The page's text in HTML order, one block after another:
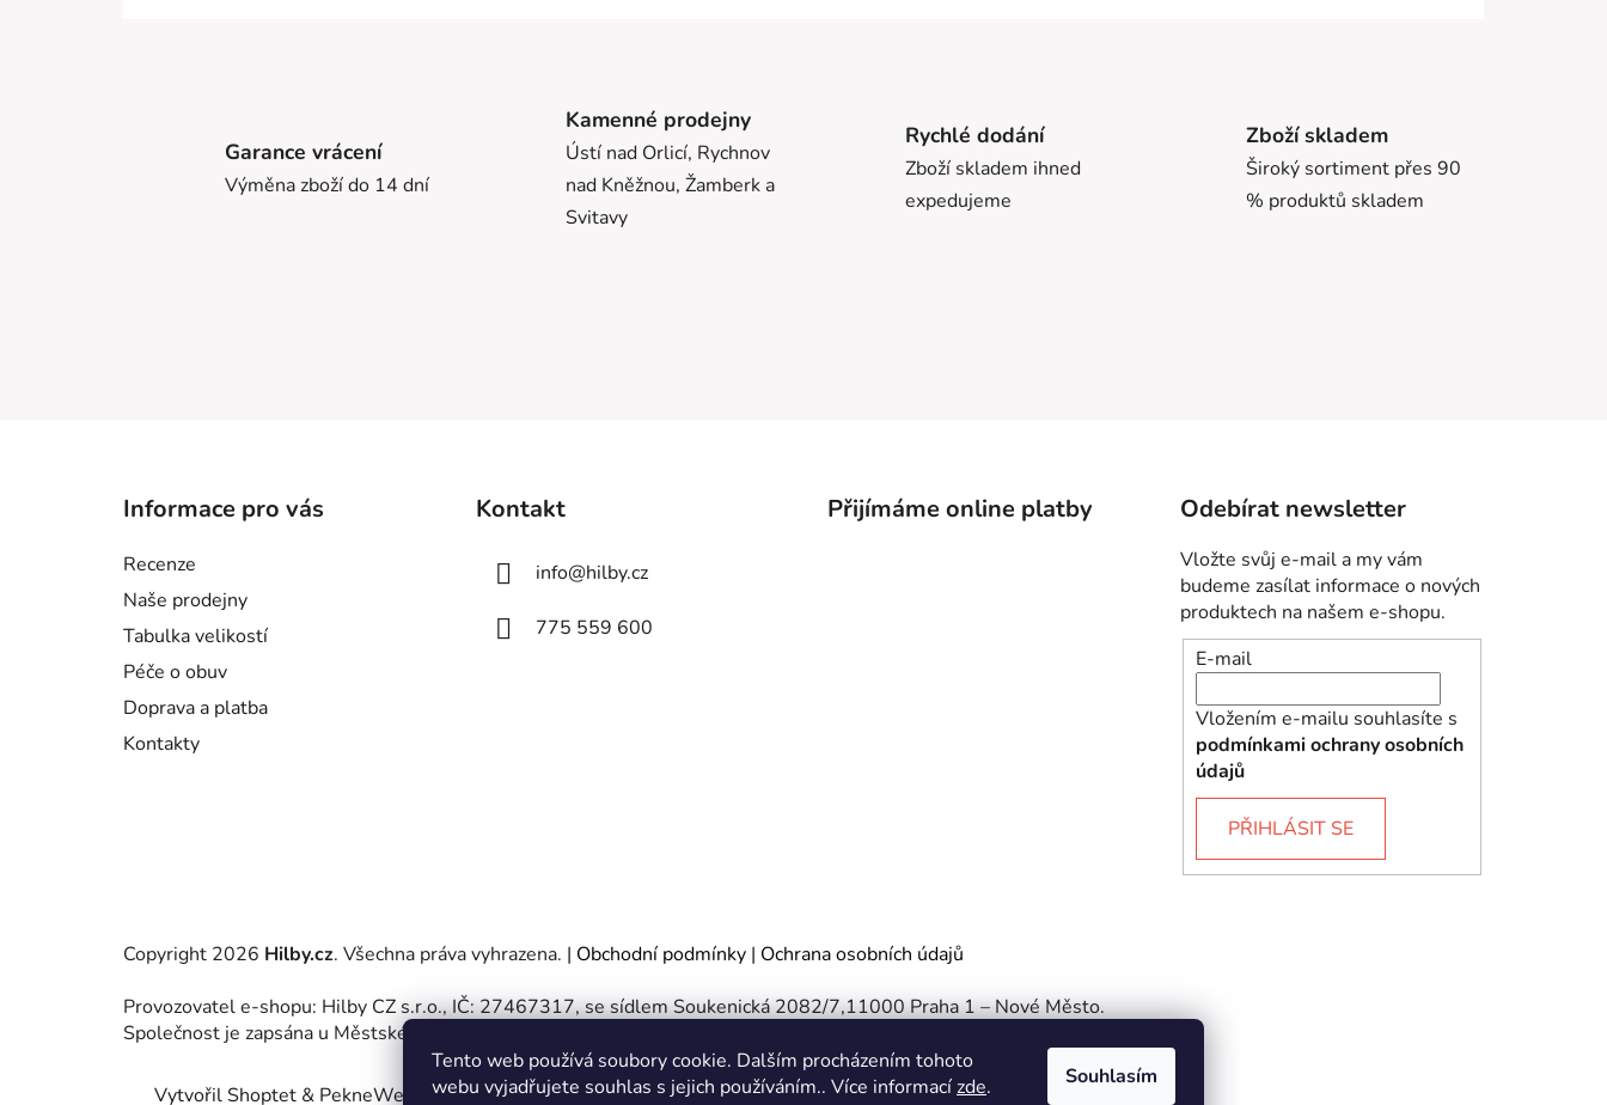
Tento web používá soubory cookie. Dalším procházením tohoto
webu vyjadřujete souhlas s jejich používáním.. Více informacízde. Souhlasím
Garance vrácení
Výměna zboží do 14 dní
Kamenné prodejny
Ústí nad Orlicí, Rychnov
nad Kněžnou, Žamberk a
Svitavy
Rychlé dodání
Zboží skladem ihned
expedujeme
Zboží skladem
Široký sortiment přes 90
% produktů skladem
Informace pro vás
Recenze
Naše prodejny
Tabulka velikostí
Péče o obuv
Doprava a platba
Kontakty
Kontakt
info@hilby.cz
775 559 600
Přijímáme online platby Odebírat newsletter
Vložte svůj e-mail a my vám
budeme zasílat informace o nových
produktech na našem e-shopu.
E-mail
Vložením e-mailu souhlasíte s
podmínkami ochrany osobních
údajů
PŘIHLÁSIT SE
Vytvořil Shoptet& PekneWeby
Copyright 2026 Hilby.cz. Všechna práva vyhrazena. | Obchodní podmínky | Ochrana osobních údajů
Provozovatel e-shopu: Hilby CZ s.r.o., IČ: 27467317, se sídlem Soukenická 2082/7,11000 Praha 1 – Nové Město.
Společnost je zapsána u Městského soudu v Praze - oddíl C, vložka 197085.